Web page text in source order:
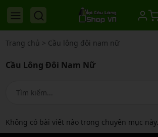
Trang chủ > Cầu lông đôi nam nữ
Cầu Lông Đôi Nam Nữ
Không có bài viết nào trong chuyên mục này.